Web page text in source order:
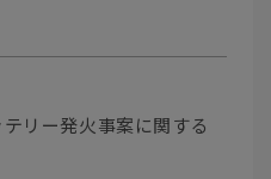
リー発火事案に関する